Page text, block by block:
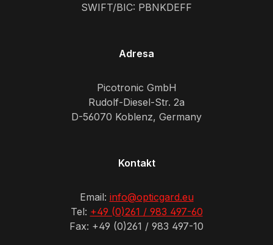
SWIFT/BIC: PBNKDEFF
Adresa
Picotronic GmbH
Rudolf-Diesel-Str. 2a
D-56070 Koblenz, Germany
Kontakt
Email: info@opticgard.eu
Tel: +49 (0)261 / 983 497-60
Fax: +49 (0)261 / 983 497-10